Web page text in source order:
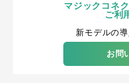
マジックコネ
ご利
新モデルの
お問